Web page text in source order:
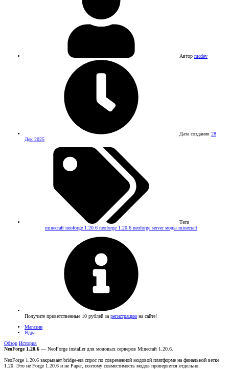
Автор mcdev
Дата создания 28
Дек 2025
Теги
minecraft neoforge 1.20.6 neoforge 1.20.6 neoforge serverмоды minecraft
Получите приветственные 10 рублей за регистрацию на сайте!
Магазин
Ядра
Обзор История
NeoForge 1.20.6 — NeoForge installer для модовых серверов Minecraft 1.20.6.
NeoForge 1.20.6 закрывает bridge-era спрос по современной модовой платформе на финальной ветке
1.20. Это не Forge 1.20.6 и не Paper, поэтому совместимость модов проверяется отдельно.